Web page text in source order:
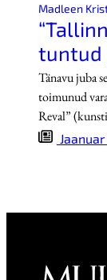
Madleen
tuntud
Tänavu juba
toimunud
Reval”